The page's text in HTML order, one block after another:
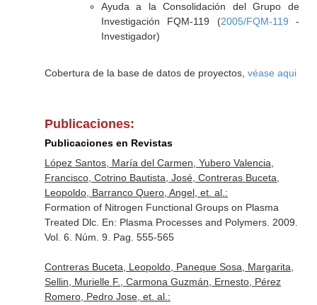
Ayuda a la Consolidación del Grupo de
Investigación FQM-119 (2005/FQM-119 -
Investigador)
Cobertura de la base de datos de proyectos, véase aqui
Publicaciones:
Publicaciones en Revistas
López Santos, María del Carmen, Yubero Valencia,
Francisco, Cotrino Bautista, José, Contreras Buceta,
Leopoldo, Barranco Quero, Angel, et. al.:
Formation of Nitrogen Functional Groups on Plasma
Treated Dlc. En: Plasma Processes and Polymers. 2009.
Vol. 6. Núm. 9. Pag. 555-565
Contreras Buceta, Leopoldo, Paneque Sosa, Margarita,
Sellin, Murielle F., Carmona Guzmán, Ernesto, Pérez
Romero, Pedro Jose, et. al.: